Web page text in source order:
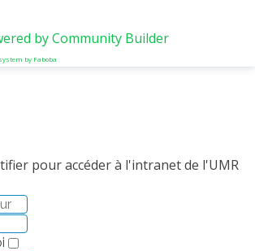
by Community Builder
by Faboba
pour accéder à l'intranet de l'UMR